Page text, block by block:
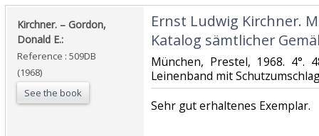
‎Kirchner. – Gordon,
Donald E.:‎
Reference : 509DB
(1968)
See the book
‎Ernst Ludwig Kirchner.
Katalog sämtlicher
‎München, Prestel, 1968. 4°.
Leinenband mit
‎Sehr gut erhaltenes Exemplar.‎